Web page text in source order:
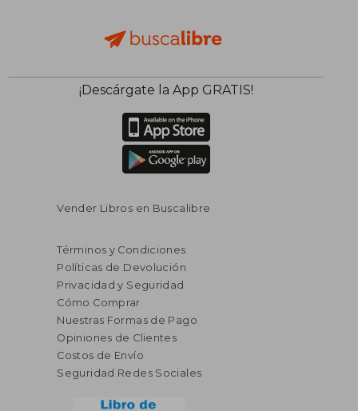
¡Descárgate la App GRATIS!
Vender Libros en Buscalibre
Términos y Condiciones
Políticas de Devolución
Privacidad y Seguridad
Cómo Comprar
Nuestras Formas de Pago
Opiniones de Clientes
Costos de Envío
Seguridad Redes Sociales